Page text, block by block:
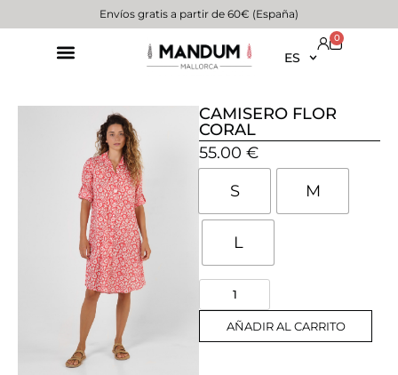
Envíos gratis a partir de 60€ (España)
ES
0
CAMISERO FLOR
CORAL
55.00 €
S
M
L
AÑADIR AL CARRITO